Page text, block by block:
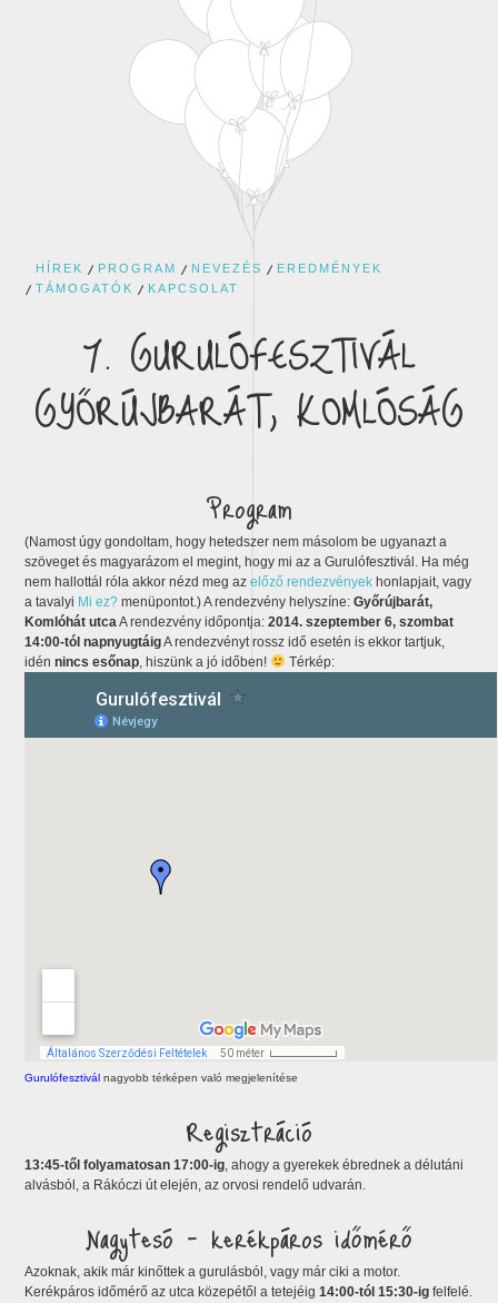
HÍREK PROGRAM NEVEZÉS
EREDMÉNYEK
TÁMOGATÓK
KAPCSOLAT
7. GURULÓFESZTIVÁL
GYŐRÚJBARÁT, KOMLÓSÁG
Program
(Namost úgy gondoltam, hogy hetedszer nem másolom be ugyanazt a
szöveget és magyarázom el megint, hogy mi az a Gurulófesztivál. Ha még
nem hallottál róla akkor nézd meg azelőző rendezvények honlapjait, vagy
a tavalyi Mi ez? menüpontot.) A rendezvény helyszíne:Győrújbarát,
Komlóhát utcaA rendezvény időpontja:2014. szeptember 6, szombat
14:00-tól napnyugtáigA rendezvényt rossz idő esetén is ekkor tartjuk,
idén nincs esőnap, hiszünk a jó időben! Térkép:
Gurulófesztivál nagyobb térképen való megjelenítése
Regisztráció
13:45-től folyamatosan 17:00-ig, ahogy a gyerekek ébrednek a délutáni
alvásból, a Rákóczi út elején, az orvosi rendelő udvarán.
Nagytesó – kerékpáros időmérő
Azoknak, akik már kinőttek a gurulásból, vagy már ciki a motor.
Kerékpáros időmérő az utca közepétől a tetejéig14:00-tól 15:30-ig felfelé.